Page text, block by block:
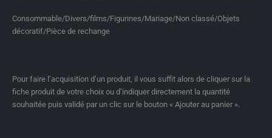
Consommable/Divers/films/Figurines/Mariage/Non classé/Objets
décoratif/Pièce de rechange
Pour faire l’acquisition d’un produit, il vous suffit alors de cliquer sur la
fiche produit de votre choix ou d’indiquer directement la quantité
souhaitée puis validé par un clic sur le bouton « Ajouter au panier ».